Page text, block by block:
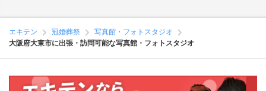
エキテン 冠婚葬祭
写真館・フォトスタジオ
大阪府大東市に出張・訪問可能な写真館・フォトスタジオ